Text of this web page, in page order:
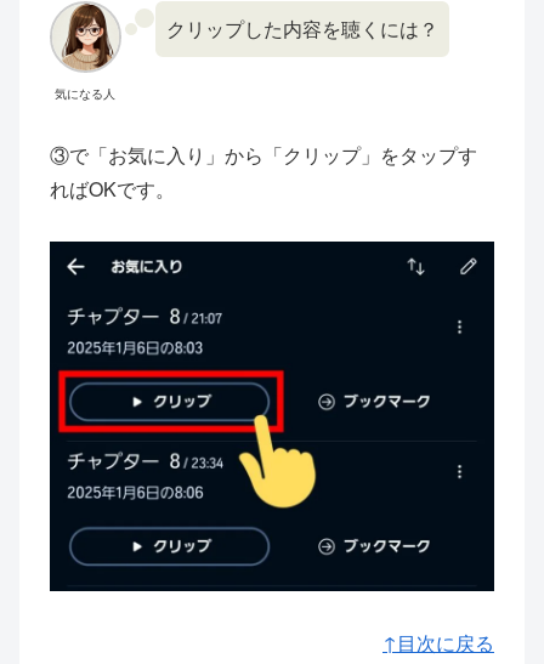
気になる人
クリップした内容を聴くには？
③で「お気に入り」から「クリップ」をタップす
ればOKです。
↑目次に戻る